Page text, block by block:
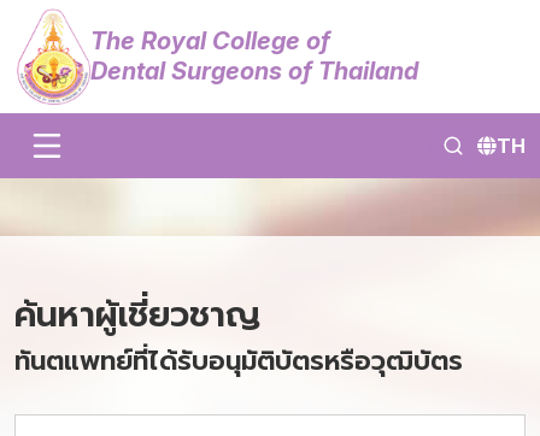
The Royal College of
Dental Surgeons of Thailand
TH
ค้นหาผู้เชี่ยวชาญ
ทันตแพทย์ที่ได้รับอนุมัติบัตรหรือวุฒิบัตร